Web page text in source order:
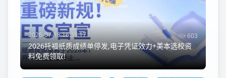
2026-07-18 16:39:17 603
2026托福纸质成绩单停发,电子凭证效力+美本选校资
料免费领取!